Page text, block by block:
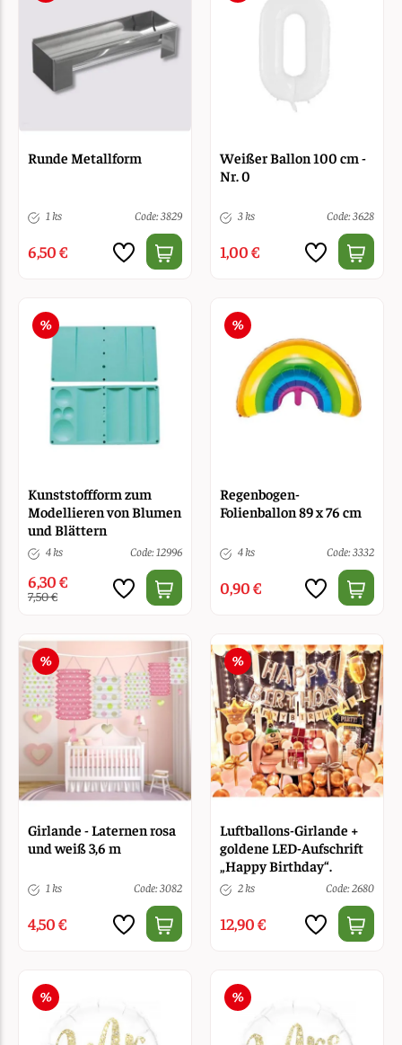
Runde Metallform
1 ks Code: 3829
6,50 €
Weißer Ballon 100 cm -
Nr. 0
3 ks Code: 3628
1,00 €
Kunststoffform zum
Modellieren von Blumen
und Blättern
4 ks Code: 12996
6,30 €
7,50 €
Regenbogen-
Folienballon 89 x 76 cm
4 ks Code: 3332
0,90 €
Girlande - Laternen rosa
und weiß 3,6 m
1 ks Code: 3082
4,50 €
Luftballons-Girlande +
goldene LED-Aufschrift
„Happy Birthday“.
2 ks Code: 2680
12,90 €